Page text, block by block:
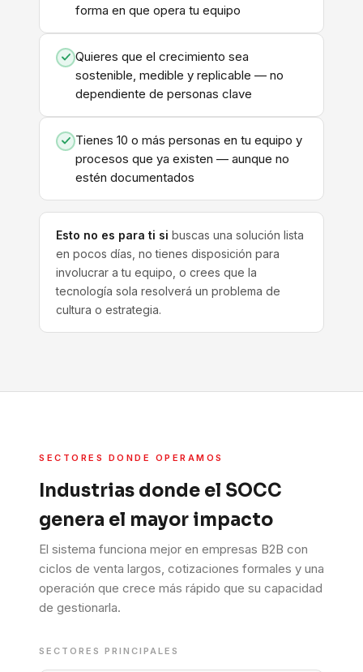
forma en que opera tu equipo
Quieres que el crecimiento sea
sostenible, medible y replicable — no
dependiente de personas clave
Tienes 10 o más personas en tu equipo y
procesos que ya existen — aunque no
estén documentados
Esto no es para ti si buscas una solución lista
en pocos días, no tienes disposición para
involucrar a tu equipo, o crees que la
tecnología sola resolverá un problema de
cultura o estrategia.
SECTORES DONDE OPERAMOS
Industrias donde el SOCC
genera el mayor impacto
El sistema funciona mejor en empresas B2B con
ciclos de venta largos, cotizaciones formales y una
operación que crece más rápido que su capacidad
de gestionarla.
SECTORES PRINCIPALES